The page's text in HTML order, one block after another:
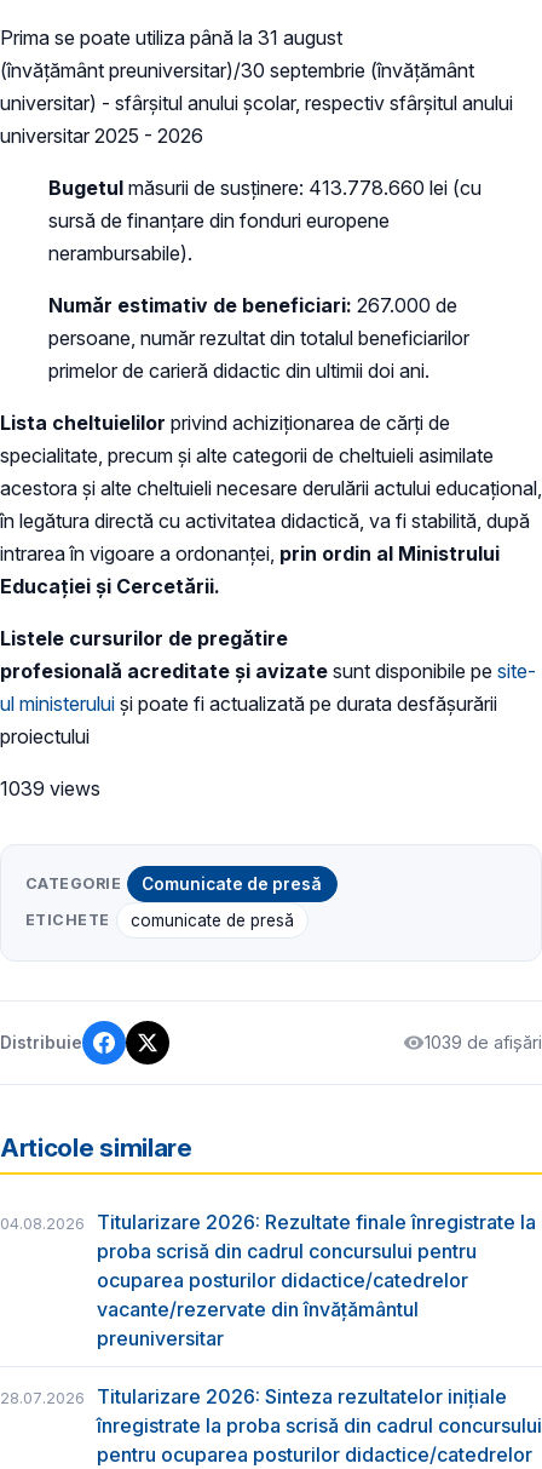
Prima se poate utiliza până la 31 august
(învățământ preuniversitar)/30 septembrie (învățământ
universitar) - sfârșitul anului școlar, respectiv sfârșitul anului
universitar 2025 - 2026
Bugetul măsurii de susținere: 413.778.660 lei (cu
sursă de finanțare din fonduri europene
nerambursabile).
Număr estimativ de beneficiari: 267.000 de
persoane, număr rezultat din totalul beneficiarilor
primelor de carieră didactic din ultimii doi ani.
Lista cheltuielilor privind achiziționarea de cărți de
specialitate, precum și alte categorii de cheltuieli asimilate
acestora și alte cheltuieli necesare derulării actului educațional,
în legătura directă cu activitatea didactică, va fi stabilită, după
intrarea în vigoare a ordonanței, prin ordin al Ministrului
Educației și Cercetării.
Listele cursurilor de pregătire
profesională acreditate și avizate sunt disponibile pe site-
ul ministerului și poate fi actualizată pe durata desfășurării
proiectului
1039 views
CATEGORIE Comunicate de presă
ETICHETE comunicate de presă
Distribuie 1039 de afișări
Articole similare
04.08.2026
Titularizare 2026: Rezultate finale înregistrate la
proba scrisă din cadrul concursului pentru
ocuparea posturilor didactice/catedrelor
vacante/rezervate din învăţământul
preuniversitar
28.07.2026
Titularizare 2026: Sinteza rezultatelor inițiale
înregistrate la proba scrisă din cadrul concursului
pentru ocuparea posturilor didactice/catedrelor